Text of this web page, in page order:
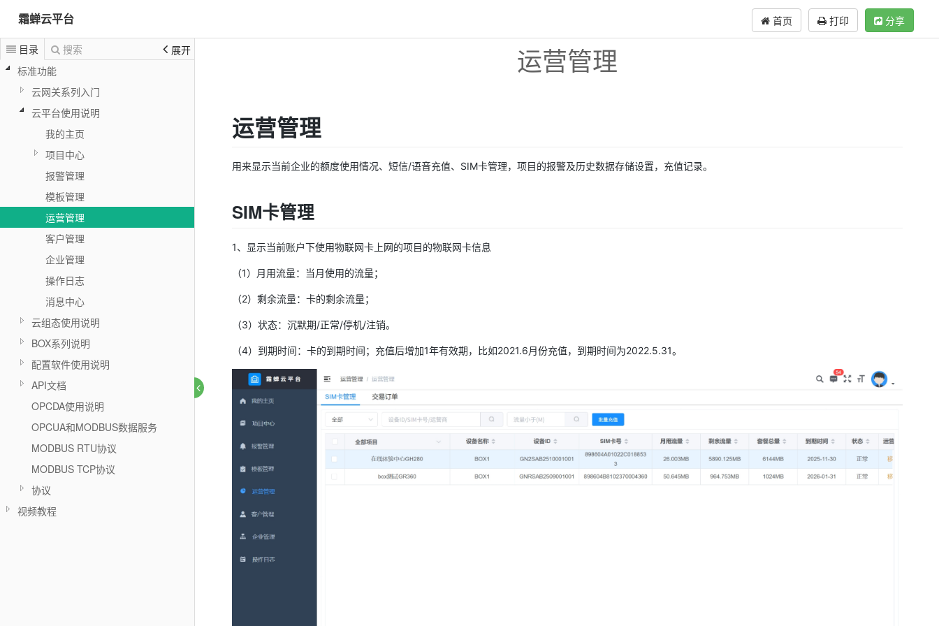
霜蝉云平台 首页 打印 分享
目录 搜索
展开
标准功能
云网关系列入门
云平台使用说明
我的主页
项目中心
报警管理
模板管理
运营管理
客户管理
企业管理
操作日志
消息中心
云组态使用说明
BOX系列说明
配置软件使用说明
API文档
OPCDA使用说明
OPCUA和MODBUS数据服务
MODBUS RTU协议
MODBUS TCP协议
协议
视频教程
运营管理
运营管理
用来显示当前企业的额度使用情况、短信/语音充值、SIM卡管理，项目的报警及历史数据存储设置，充值记录。
SIM卡管理
1、显示当前账户下使用物联网卡上网的项目的物联网卡信息
（1）月用流量：当月使用的流量；
（2）剩余流量：卡的剩余流量；
（3）状态：沉默期/正常/停机/注销。
（4）到期时间：卡的到期时间；充值后增加1年有效期，比如2021.6月份充值，到期时间为2022.5.31。